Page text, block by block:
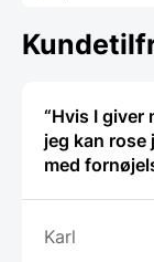
“Hvis I giver
jeg kan rose
med
Karl